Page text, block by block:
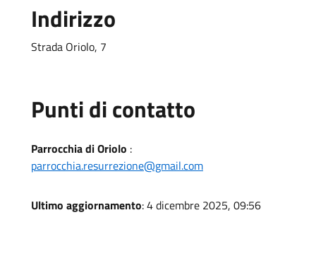
Indirizzo
Strada Oriolo, 7
Punti di contatto
Parrocchia di Oriolo :
parrocchia.resurrezione@gmail.com
Ultimo aggiornamento: 4 dicembre 2025, 09:56